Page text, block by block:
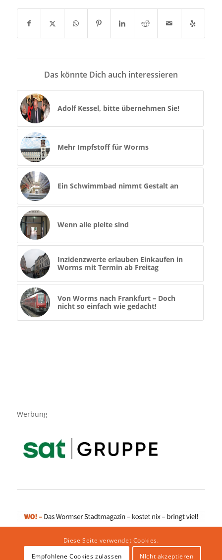
Das könnte Dich auch interessieren
Adolf Kessel, bitte übernehmen Sie!
Mehr Impfstoff für Worms
Ein Schwimmbad nimmt Gestalt an
Wenn alle pleite sind
Inzidenzwerte erlauben Einkaufen in
Worms mit Termin ab Freitag
Von Worms nach Frankfurt – Doch
nicht so einfach wie gedacht!
Werbung
Diese Seite verwendet Cookies.
Empfohlene Cookies zulassen
NIcht akzeptieren